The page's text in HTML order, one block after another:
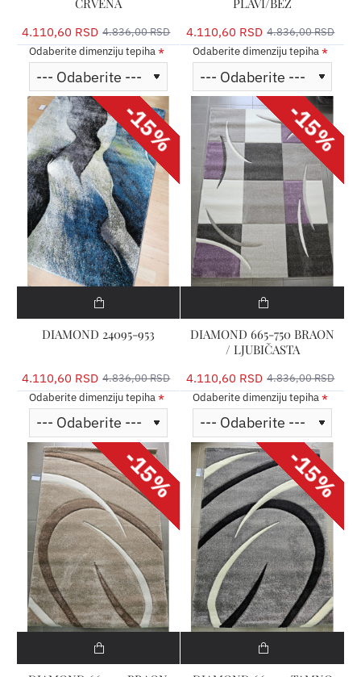
CRVENA
4.110,60 RSD 4.836,00 RSD
Odaberite dimenziju tepiha
PLAVI/BEŽ
4.110,60 RSD 4.836,00 RSD
Odaberite dimenziju tepiha
-15%
DIAMOND 24095-953
4.110,60 RSD 4.836,00 RSD
Odaberite dimenziju tepiha
-15%
DIAMOND 665-750 BRAON
/ LJUBIČASTA
4.110,60 RSD 4.836,00 RSD
Odaberite dimenziju tepiha
-15% -15%